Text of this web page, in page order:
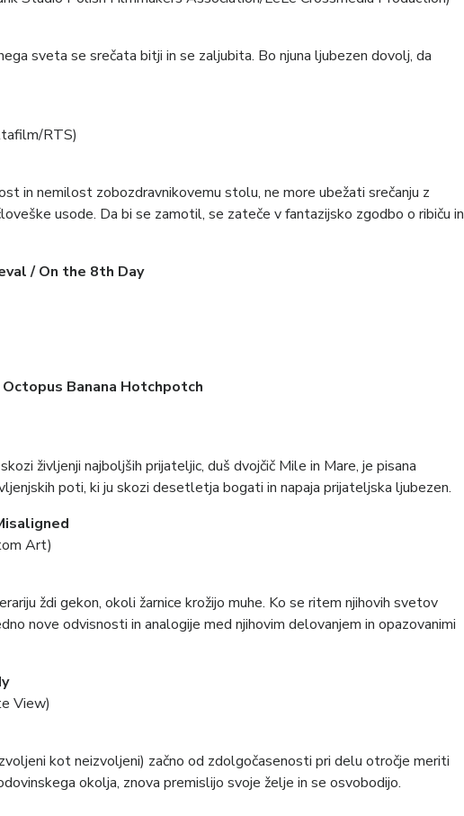
sveta se srečata bitji in se zaljubita. Bo njuna ljubezen dovolj, da
RTS)
in nemilost zobozdravnikovemu stolu, ne more ubežati srečanju z
usode. Da bi se zamotil, se zateče v fantazijsko zgodbo o ribiču in
/ On the 8th Day
Banana Hotchpotch
življenji najboljših prijateljic, duš dvojčič Mile in Mare, je pisana
poti, ki ju skozi desetletja bogati in napaja prijateljska ljubezen.
Art)
ždi gekon, okoli žarnice krožijo muhe. Ko se ritem njihovih svetov
nove odvisnosti in analogije med njihovim delovanjem in opazovanimi
View)
kot neizvoljeni) začno od zdolgočasenosti pri delu otročje meriti
okolja, znova premislijo svoje želje in se osvobodijo.